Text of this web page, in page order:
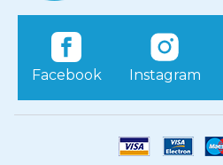
Facebook Instagram